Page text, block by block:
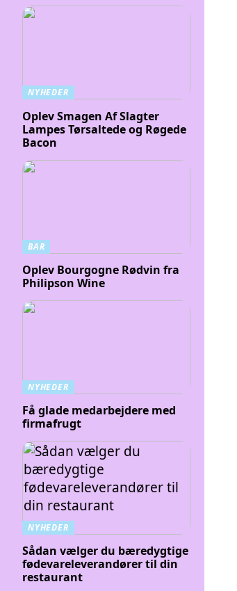
NYHEDER
Oplev Smagen Af Slagter
Lampes Tørsaltede og Røgede
Bacon
BAR
Oplev Bourgogne Rødvin fra
Philipson Wine
NYHEDER
Få glade medarbejdere med
firmafrugt
NYHEDER
Sådan vælger du bæredygtige
fødevareleverandører til din
restaurant